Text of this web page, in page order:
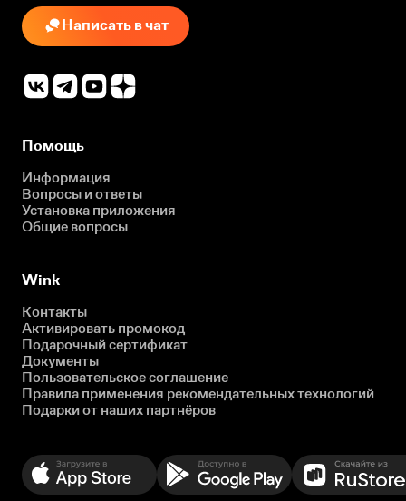
Написать в чат
Помощь
Информация
Вопросы и ответы
Установка приложения
Общие вопросы
Wink
Контакты
Активировать промокод
Подарочный сертификат
Документы
Пользовательское соглашение
Правила применения рекомендательных технологий
Подарки от наших партнёров